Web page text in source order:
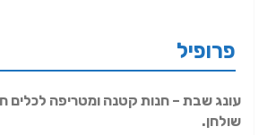
פרופיל
עונג שבת – חנות קטנה ומטריפה לכלים
שולחן.